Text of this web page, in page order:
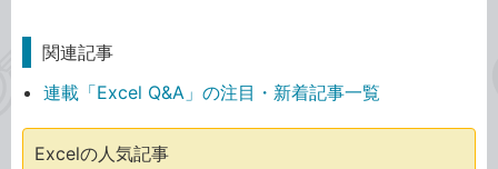
関連記事
連載「Excel Q&A」の注目・新着記事一覧
Excelの人気記事